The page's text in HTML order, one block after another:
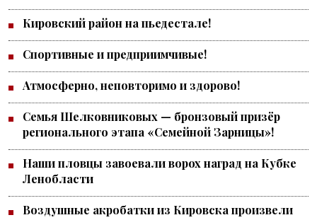
Кировский район на пьедестале!
Спортивные и предприимчивые!
Атмосферно, неповторимо и здорово!
Семья Шелковниковых — бронзовый призёр
регионального этапа «Семейной Зарницы»!
Наши пловцы завоевали ворох наград на Кубке
Ленобласти
Воздушные акробатки из Кировска произвели